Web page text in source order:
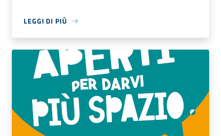
LEGGI DI PIÙ